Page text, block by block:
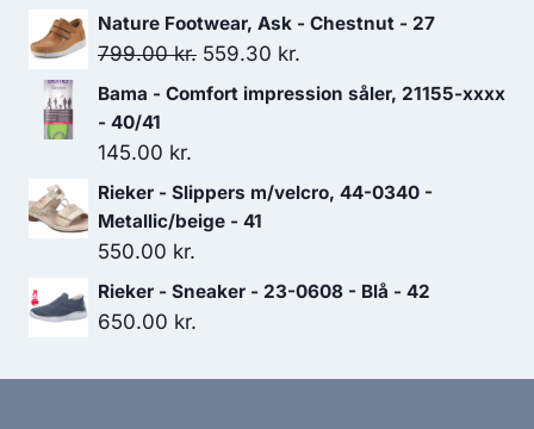
Nature Footwear, Ask - Chestnut - 27
799.00kr. Den
oprindelige
799.00 kr..
559.30 kr.
aktuelle
559.30 kr..
Bama - Comfort impression såler, 21155-xxxx
- 40/41
145.00 kr.
Rieker - Slippers m/velcro, 44-0340 -
Metallic/beige - 41
550.00 kr.
Rieker - Sneaker - 23-0608 - Blå - 42
650.00 kr.